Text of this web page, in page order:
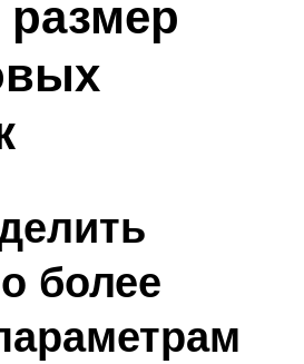
более